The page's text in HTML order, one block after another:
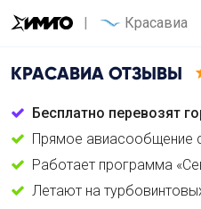
Красавиа
КРАСАВИА ОТЗЫВЫ
Бесплатно перевозят
Прямое авиасообщение
Работает программа
Летают на